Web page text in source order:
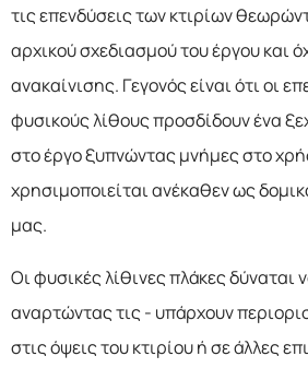
τις επενδύσεις των κτιρίων
αρχικού σχεδιασμού του έργου και
ανακαίνισης. Γεγονός είναι ότι οι
φυσικούς λίθους προσδίδουν ένα
στο έργο ξυπνώντας μνήμες στο
χρησιμοποιείται ανέκαθεν ως
μας.
Οι φυσικές λίθινες πλάκες
αναρτώντας τις - υπάρχουν
στις όψεις του κτιρίου ή σε άλλες